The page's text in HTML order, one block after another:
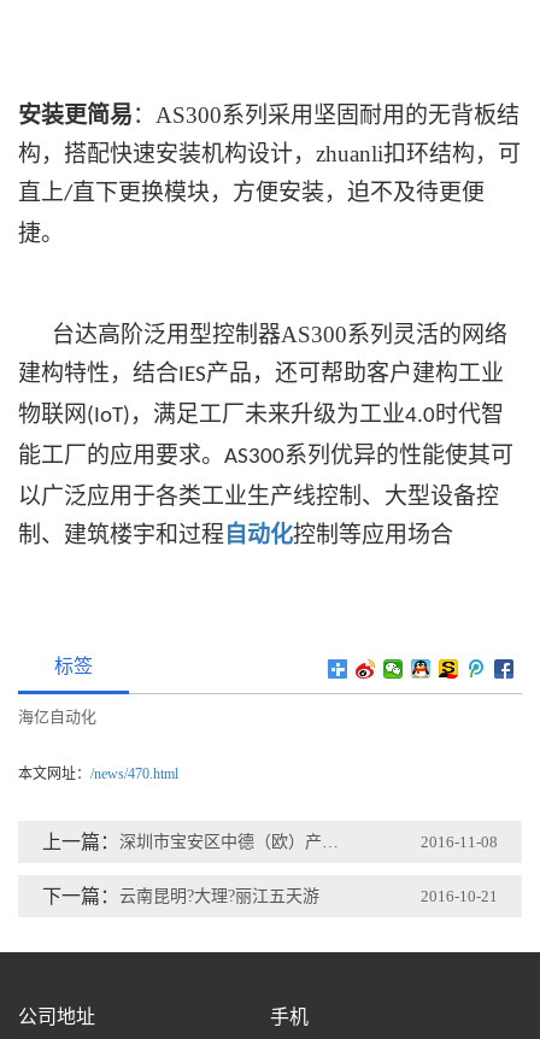
安装更简易：AS300系列采用坚固耐用的无背板结
构，搭配快速安装机构设计，zhuanli扣环结构，可
直上/直下更换模块，方便安装，迫不及待更便
捷。
台达高阶泛用型控制器AS300系列灵活的网络
建构特性，结合IES产品，还可帮助客户建构工业
物联网 (IoT) ，满足工厂未来升级为工业4.0 时代智
能工厂的应用要求。 AS300系列优异的性能使其可
以广泛应用于各类工业生产线控制、大型设备控
制、建筑楼宇和过程 自动化控制等应用场合
标签
海亿自动化
本文网址： /news/470.html
上一篇： 深圳市宝安区中德（欧）产业发展合作联盟成立大会 2016-11-08
下一篇： 云南昆明?大理?丽江五天游 2016-10-21
公司地址 手机